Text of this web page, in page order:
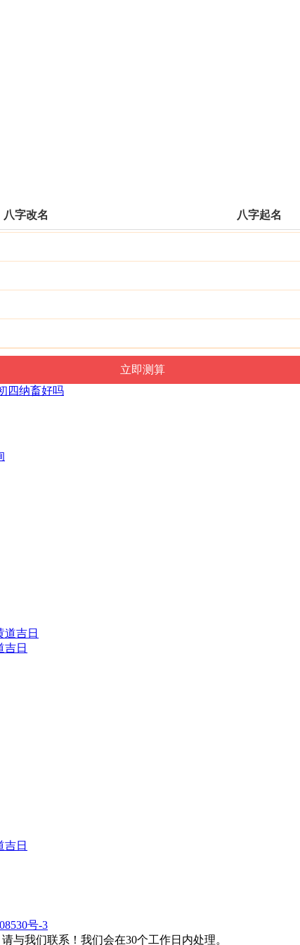
八字改名 八字起名
四纳畜好吗
吉日
吉日
号-3
与我们联系！我们会在30个工作日内处理。